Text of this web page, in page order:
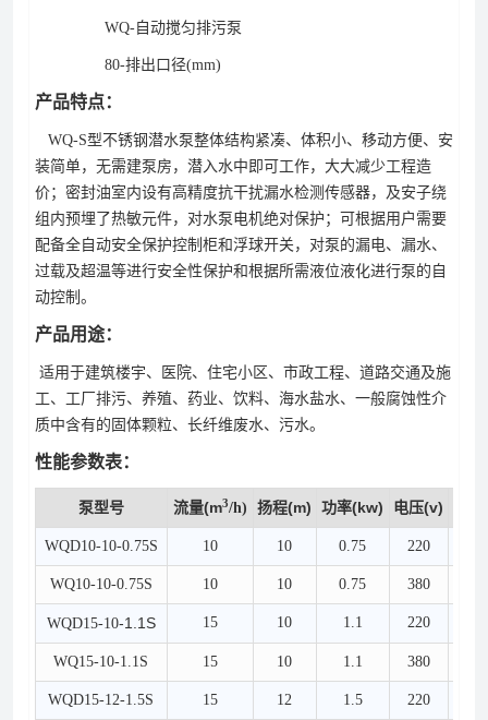
WQ-自动搅匀排污泵
80-排出口径(mm)
产品特点：
WQ-S型不锈钢潜水泵整体结构紧凑、体积小、移动方便、安
装简单，无需建泵房，潜入水中即可工作，大大减少工程造
价；密封油室内设有高精度抗干扰漏水检测传感器，及安子绕
组内预埋了热敏元件，对水泵电机绝对保护；可根据用户需要
配备全自动安全保护控制柜和浮球开关，对泵的漏电、漏水、
过载及超温等进行安全性保护和根据所需液位液化进行泵的自
动控制。
产品用途：
适用于建筑楼宇、医院、住宅小区、市政工程、道路交通及施
工、工厂排污、养殖、药业、饮料、海水盐水、一般腐蚀性介
质中含有的固体颗粒、长纤维废水、污水。
性能参数表：
泵型号 流量(m3/h) 扬程(m) 功率(kw) 电压(v)
WQD10-10-0.75S 10 10 0.75 220
WQ10-10-0.75S 10 10 0.75 380
WQD15-10-1.1S 15 10 1.1 220
WQ15-10-1.1S 15 10 1.1 380
WQD15-12-1.5S 15 12 1.5 220